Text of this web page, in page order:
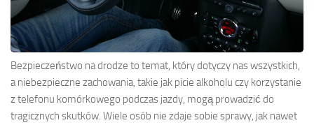
Bezpieczeństwo na drodze to temat, który dotyczy nas wszystkich,
a niebezpieczne zachowania, takie jak picie alkoholu czy korzystanie
z telefonu komórkowego podczas jazdy, mogą prowadzić do
tragicznych skutków. Wiele osób nie zdaje sobie sprawy, jak nawet